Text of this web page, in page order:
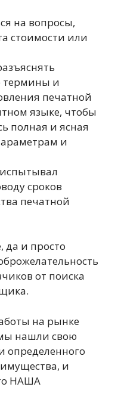
на вопросы,
стоимости или
термины и
печатной
языке, чтобы
полная и ясная
и
сроков
печатной
да и просто
от поиска
на рынке
нашли свою
определенного
и
НАША